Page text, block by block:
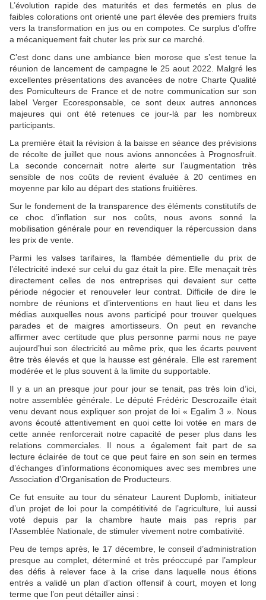
L’évolution rapide des maturités et des fermetés en plus de
faibles colorations ont orienté une part élevée des premiers fruits
vers la transformation en jus ou en compotes. Ce surplus d’offre
a mécaniquement fait chuter les prix sur ce marché.
C’est donc dans une ambiance bien morose que s’est tenue la
réunion de lancement de campagne le 25 aout 2022. Malgré les
excellentes présentations des avancées de notre Charte Qualité
des Pomiculteurs de France et de notre communication sur son
label Verger Ecoresponsable, ce sont deux autres annonces
majeures qui ont été retenues ce jour-là par les nombreux
participants.
La première était la révision à la baisse en séance des prévisions
de récolte de juillet que nous avions annoncées à Prognosfruit.
La seconde concernait notre alerte sur l’augmentation très
sensible de nos coûts de revient évaluée à 20 centimes en
moyenne par kilo au départ des stations fruitières.
Sur le fondement de la transparence des éléments constitutifs de
ce choc d’inflation sur nos coûts, nous avons sonné la
mobilisation générale pour en revendiquer la répercussion dans
les prix de vente.
Parmi les valses tarifaires, la flambée démentielle du prix de
l’électricité indexé sur celui du gaz était la pire. Elle menaçait très
directement celles de nos entreprises qui devaient sur cette
période négocier et renouveler leur contrat. Difficile de dire le
nombre de réunions et d’interventions en haut lieu et dans les
médias auxquelles nous avons participé pour trouver quelques
parades et de maigres amortisseurs. On peut en revanche
affirmer avec certitude que plus personne parmi nous ne paye
aujourd’hui son électricité au même prix, que les écarts peuvent
être très élevés et que la hausse est générale. Elle est rarement
modérée et le plus souvent à la limite du supportable.
Il y a un an presque jour pour jour se tenait, pas très loin d’ici,
notre assemblée générale. Le député Frédéric Descrozaille était
venu devant nous expliquer son projet de loi « Egalim 3 ». Nous
avons écouté attentivement en quoi cette loi votée en mars de
cette année renforcerait notre capacité de peser plus dans les
relations commerciales. Il nous a également fait part de sa
lecture éclairée de tout ce que peut faire en son sein en termes
d’échanges d’informations économiques avec ses membres une
Association d’Organisation de Producteurs.
Ce fut ensuite au tour du sénateur Laurent Duplomb, initiateur
d’un projet de loi pour la compétitivité de l’agriculture, lui aussi
voté depuis par la chambre haute mais pas repris par
l’Assemblée Nationale, de stimuler vivement notre combativité.
Peu de temps après, le 17 décembre, le conseil d’administration
presque au complet, déterminé et très préoccupé par l’ampleur
des défis à relever face à la crise dans laquelle nous étions
entrés a validé un plan d’action offensif à court, moyen et long
terme que l’on peut détailler ainsi :